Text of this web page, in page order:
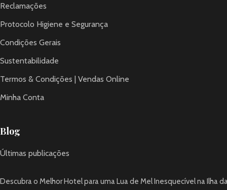
Reclamações
Protocolo Higiene e Segurança
Condições Gerais
Sustentabilidade
Termos & Condições | Vendas Online
Minha Conta
Blog
Últimas publicações
Descubra o Melhor Hotel para uma Lua de Mel Inesquecível na Ilha